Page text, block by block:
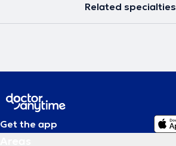
Related specialties
Get the app